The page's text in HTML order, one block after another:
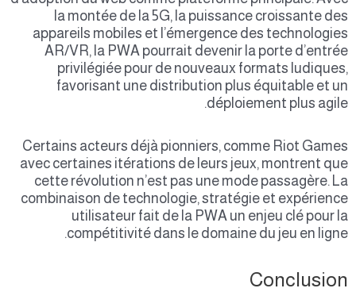
la montée de la 5G, la puissance croissante des
appareils mobiles et l’émergence des technologies
AR/VR, la PWA pourrait devenir la porte d’entrée
privilégiée pour de nouveaux formats ludiques,
favorisant une distribution plus équitable et un
déploiement plus agile.
Certains acteurs déjà pionniers, comme Riot Games
avec certaines itérations de leurs jeux, montrent que
cette révolution n’est pas une mode passagère. La
combinaison de technologie, stratégie et expérience
utilisateur fait de la PWA un enjeu clé pour la
compétitivité dans le domaine du jeu en ligne.
Conclusion